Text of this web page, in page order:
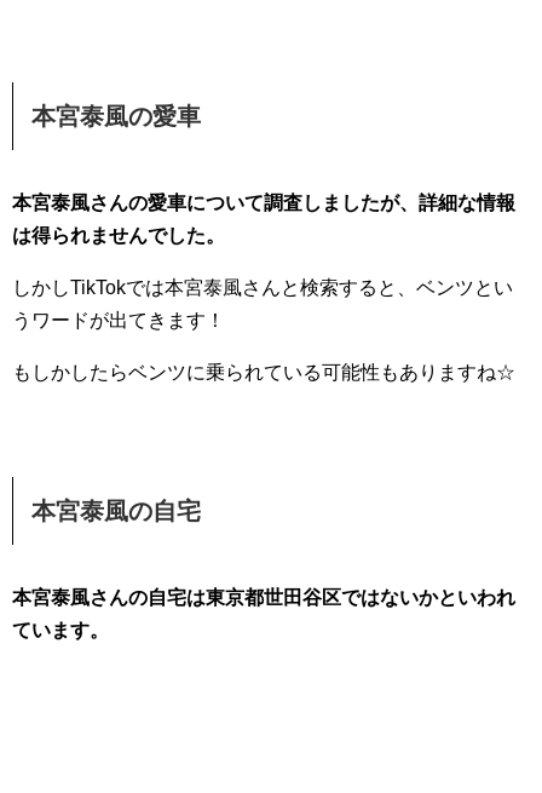
本宮泰風の愛車
本宮泰風さんの愛車について調査しましたが、詳細な情報
は得られませんでした。
しかしTikTokでは本宮泰風さんと検索すると、ベンツとい
うワードが出てきます！
もしかしたらベンツに乗られている可能性もありますね☆
本宮泰風の自宅
本宮泰風さんの自宅は東京都世田谷区ではないかといわれ
ています。